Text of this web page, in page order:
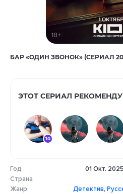
БАР «ОДИН ЗВОНОК» (СЕРИАЛ
ЭТОТ СЕРИАЛ
10
Год
Страна
Жанр
01 Окт.
Детектив,